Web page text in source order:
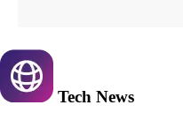
Tech News